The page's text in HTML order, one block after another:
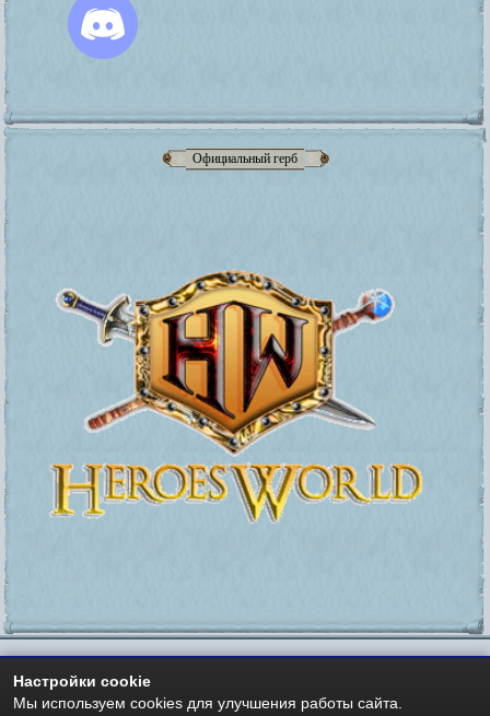
Официальный герб
Мир Героев -https://heroesworld.ru- Heroes World
Настройки cookie
Мы используем cookies для улучшения работы сайта.